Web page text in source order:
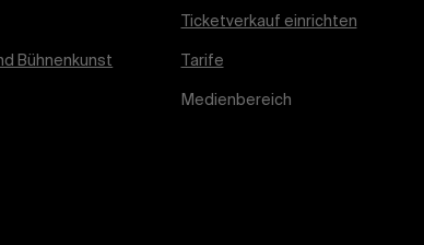
Bühnenkunst
Ticketverkauf einrichten
Tarife
Medienbereich